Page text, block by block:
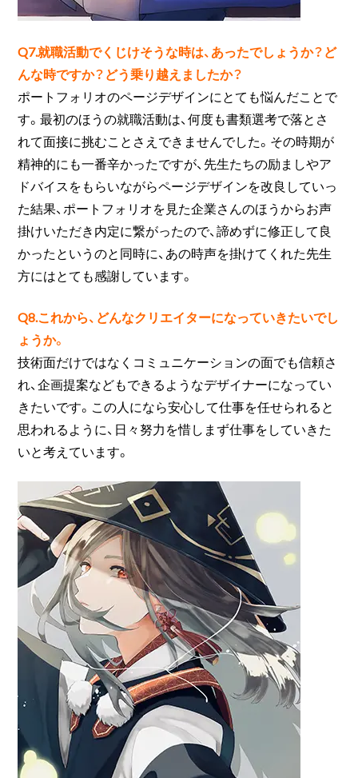
Q7.就職活動でくじけそうな時は、あったでしょうか？ど
んな時ですか？どう乗り越えましたか？
ポートフォリオのページデザインにとても悩んだことで
す。最初のほうの就職活動は、何度も書類選考で落とさ
れて面接に挑むことさえできませんでした。その時期が
精神的にも一番辛かったですが、先生たちの励ましやア
ドバイスをもらいながらページデザインを改良していっ
た結果、ポートフォリオを見た企業さんのほうからお声
掛けいただき内定に繋がったので、諦めずに修正して良
かったというのと同時に、あの時声を掛けてくれた先生
方にはとても感謝しています。
Q8.これから、どんなクリエイターになっていきたいでし
ょうか。
技術面だけではなくコミュニケーションの面でも信頼さ
れ、企画提案などもできるようなデザイナーになってい
きたいです。この人になら安心して仕事を任せられると
思われるように、日々努力を惜しまず仕事をしていきた
いと考えています。